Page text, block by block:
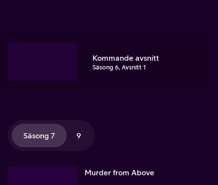
Kommande avsnitt
Säsong 6, Avsnitt 1
Säsong 7 9
Murder from Above